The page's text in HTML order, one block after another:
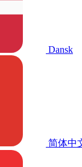
Dansk
简体中